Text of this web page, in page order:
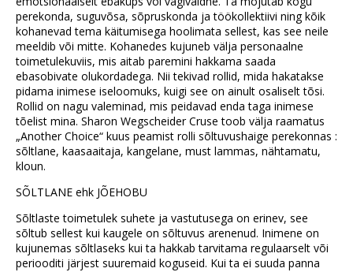
perekonda, suguvõsa, sõpruskonda ja töökollektiivi ning kõik
kohanevad tema käitumisega hoolimata sellest, kas see neile
meeldib või mitte. Kohanedes kujuneb välja personaalne
toimetulekuviis, mis aitab paremini hakkama saada
ebasobivate olukordadega. Nii tekivad rollid, mida hakatakse
pidama inimese iseloomuks, kuigi see on ainult osaliselt tõsi.
Rollid on nagu valeminad, mis peidavad enda taga inimese
tõelist mina. Sharon Wegscheider Cruse toob välja raamatus
„Another Choice“ kuus peamist rolli sõltuvushaige perekonnas :
sõltlane, kaasaaitaja, kangelane, must lammas, nähtamatu,
kloun.
SÕLTLANE ehk JÕEHOBU
Sõltlaste toimetulek suhete ja vastutusega on erinev, see
sõltub sellest kui kaugele on sõltuvus arenenud. Inimene on
kujunemas sõltlaseks kui ta hakkab tarvitama regulaarselt või
periooditi järjest suuremaid koguseid. Kui ta ei suuda panna